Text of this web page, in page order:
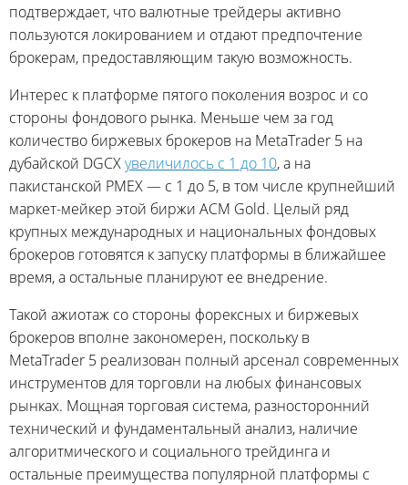
подтверждает, что валютные трейдеры активно
пользуются локированием и отдают предпочтение
брокерам, предоставляющим такую возможность.
Интерес к платформе пятого поколения возрос и со
стороны фондового рынка. Меньше чем за год
количество биржевых брокеров на MetaTrader 5 на
дубайской DGCXувеличилось с 1 до 10, а на
пакистанской PMEX — с 1 до 5, в том числе крупнейший
маркет-мейкер этой биржи ACM Gold. Целый ряд
крупных международных и национальных фондовых
брокеров готовятся к запуску платформы в ближайшее
время, а остальные планируют ее внедрение.
Такой ажиотаж со стороны форексных и биржевых
брокеров вполне закономерен, поскольку в
MetaTrader 5 реализован полный арсенал современных
инструментов для торговли на любых финансовых
рынках. Мощная торговая система, разносторонний
технический и фундаментальный анализ, наличие
алгоритмического и социального трейдинга и
остальные преимущества популярной платформы с